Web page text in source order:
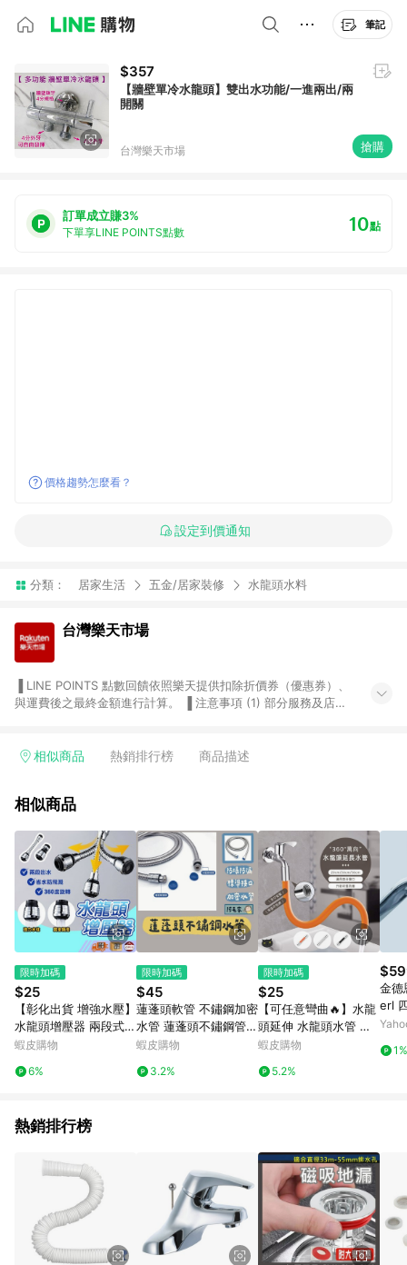
筆記
$357
【牆壁單冷水龍頭】雙出水功能/一進兩出/兩
開關
台灣樂天市場 搶購
訂單成立賺3%
下單享LINE POINTS點數 10點
價格趨勢怎麼看？
設定到價通知
分類： 居家生活 五金/居家裝修 水龍頭水料
台灣樂天市場
與運費後之最終金額進行計算。 ▐ 注意事項 (1) 部分服務及店家
Smart mobile、神腦生活、JS巨盛、樂天KOBO電子書，請詳閱
台灣樂天市場，並在同一瀏覽器於24小時內結帳，才享有 LINE
市場 45 天內完成訂單出貨及結帳，則不符合贈點資格。 (4) 如
使用APP、或中途瀏覽比價網、回饋網、Google等其他網頁、或
由網頁版(電腦版/手機版網頁)切換為App都將會造成追蹤中斷而
無法進行 LINE POINTS 回饋。 (5) LINE 購物為購物資訊整合性
平台，商品資料更新會有時間差，如顯示之商品規格、顏色、價
位、贈品與台灣樂天市場銷售網頁不符，以銷售網頁標示為準。
(6) 導購訂單已逾 365 天，根據台灣樂天回饋規定，逾期訂單將
點數回饋或點數回饋有爭議，台灣樂天市場保有更改條款與法律
追訴之權利，活動詳情以樂天市場網站公告為準。
相似商品 熱銷排行榜 商品描述
相似商品
限時加碼
$25
【彰化出貨 增強水壓】
水龍頭增壓器 兩段式增
壓全方位小鋼炮 節水龍
頭 轉接頭 小鋼砲
蝦皮購物
6%
限時加碼
$45
蓮蓬頭軟管 不鏽鋼加密
水管 蓮蓬頭不鏽鋼管
蓮蓬頭水管 水管 淋浴
鏽鋼管 不鏽鋼軟管 防
蝦皮購物
3.2%
限時加碼
$25
【可任意彎曲🔥】水龍
頭延伸 水龍頭水管 萬
向水龍頭 水管轉接頭
水管 軟管 轉接頭 水龍
蝦皮購物
5.2%
金德
erl
水閥
器1%
熱銷排行榜